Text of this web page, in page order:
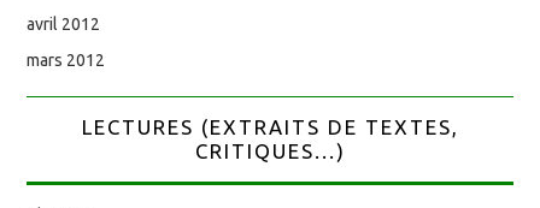
avril 2012
mars 2012
LECTURES (EXTRAITS DE TEXTES,
CRITIQUES...)